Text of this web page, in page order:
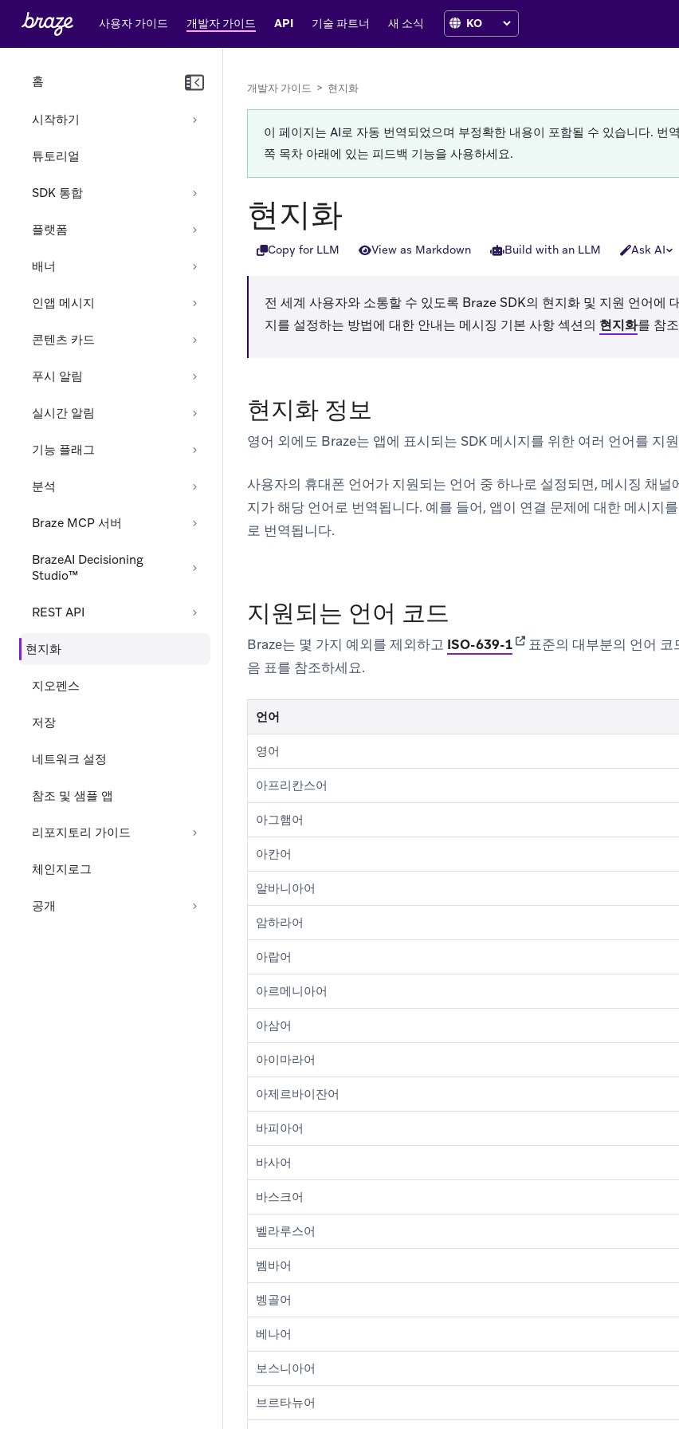
사용자 가이드 개발자 가이드 API 기술 파트너 새 소식
홈
시작하기
튜토리얼
SDK 통합
플랫폼
배너
인앱 메시지
콘텐츠 카드
푸시 알림
실시간 알림
기능 플래그
분석
Braze MCP 서버
BrazeAI Decisioning
Studio™
REST API
현지화
지오펜스
저장
네트워크 설정
참조 및 샘플 앱
리포지토리 가이드
체인지로그
공개
개발자 가이드 > 현지화
이 페이지는 AI로 자동 번역되었으며 부정확한 내용이 포함될 수 있습니다. 번
쪽 목차 아래에 있는 피드백 기능을 사용하세요.
현지화
Copy for LLM View as Markdown Build with an LLM Ask AI
전 세계 사용자와 소통할 수 있도록 Braze SDK의 현지화 및 지원 언어에
지를 설정하는 방법에 대한 안내는 메시징 기본 사항 섹션의 현지화를 참
현지화 정보
영어 외에도 Braze는 앱에 표시되는 SDK 메시지를 위한 여러 언어를 지
사용자의 휴대폰 언어가 지원되는 언어 중 하나로 설정되면, 메시징 채널
지가 해당 언어로 번역됩니다. 예를 들어, 앱이 연결 문제에 대한 메시지
로 번역됩니다.
지원되는 언어 코드
Braze는 몇 가지 예외를 제외하고 ISO-639-1(opens in new tab)
표준의 대부분의 언어
음 표를 참조하세요.
언어
영어
아프리칸스어
아그햄어
아칸어
알바니아어
암하라어
아랍어
아르메니아어
아삼어
아이마라어
아제르바이잔어
바피아어
바사어
바스크어
벨라루스어
벰바어
벵골어
베나어
보스니아어
브르타뉴어